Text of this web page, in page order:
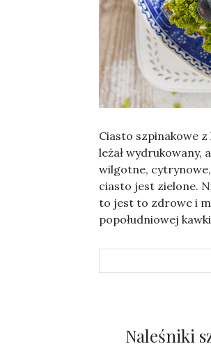
Sylwia
Ciasto szpinakowe
leżał wydrukowany,
wilgotne,
ciasto jest zielone.
to jest to zdrowe i
popołudniowej
Naleśniki